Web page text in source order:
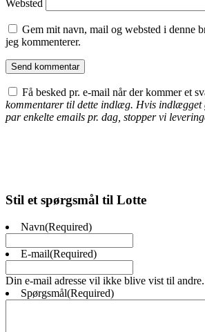
Websted
Gem mit navn, mail og websted i denne
jeg kommenterer.
Få besked pr. e-mail når der kommer et
kommentarer til dette indlæg. Hvis indlægget
par enkelte emails pr. dag, stopper vi
Stil et spørgsmål til Lotte
Navn(Required)
E-mail(Required)
Din e-mail adresse vil ikke blive vist til andre.
Spørgsmål(Required)